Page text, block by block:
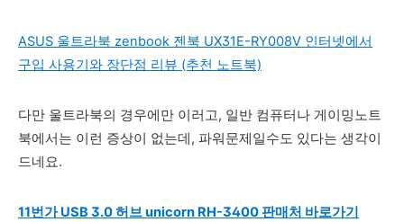
ASUS 울트라북 zenbook 젠북 UX31E-RY008V 인터넷에서
구입 사용기와 장단점 리뷰 (추천 노트북)
다만 울트라북의 경우에만 이러고, 일반 컴퓨터나 게이밍노트
북에서는 이런 증상이 없는데, 파워문제일수도 있다는 생각이
드네요.
11번가 USB 3.0 허브 unicorn RH-3400 판매처 바로가기